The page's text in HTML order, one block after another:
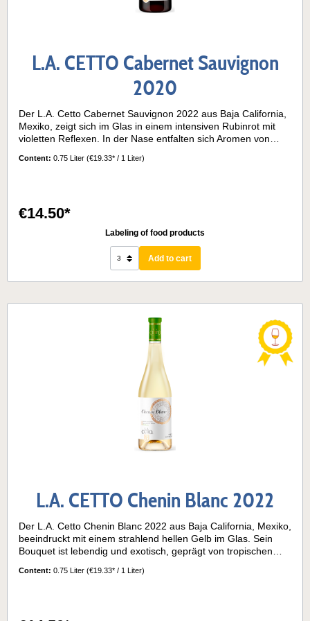
Weinliebhaber, die frische, aromatische und elegante
L.A. CETTO Cabernet Sauvignon
2020
Der L.A. Cetto Cabernet Sauvignon 2022 aus Baja California,
Mexiko, zeigt sich im Glas in einem intensiven Rubinrot mit
violetten Reflexen. In der Nase entfalten sich Aromen von
Himbeeren, begleitet von dezenten floralen Nuancen und
Balance aus Struktur und Geschmeidigkeit. Die reifen Tannine
Fülle, während die fruchtigen und würzigen Noten ein
vielschichtiges Geschmackserlebnis bieten. Ein Cabernet
Sauvignon, der sowohl zugänglich als auch komplex ist – ideal
California so besonders machtDie Weinberge liegen auf einer
sandigem Alluvialboden, die den Reben optimale
Bedingungen bieten: gleichmäßige Wasseraufnahme, gute
Nährstoffversorgung und feine Mineralität. Zusammen mit
dem sonnigen Klima und der sorgfältigen Pflege der Reben
entstehen ein Wein mit intensiven Fruchtaromen, feinen
Gewürznoten und einer eleganten Struktur – typisch für Baja
California. Passt zu diesen Gerichten und
GelegenheitenDieser Cabernet Sauvignon passt
hervorragend zu kräftigen Fleischgerichten wie Rind oder
Lamm, gegrilltem Gemüse, warmen Herbst-Eintöpfen oder
gereiftem Käse. Auch als Wein für gemütliche Abende, zu
Content: 0.75 Liter (€19.33* / 1 Liter)
€14.50*
Labeling of food products
Add to cart
L.A. CETTO Chenin Blanc 2022
Der L.A. Cetto Chenin Blanc 2022 aus Baja California, Mexiko,
beeindruckt mit einem strahlend hellen Gelb im Glas. Sein
Bouquet ist lebendig und exotisch, geprägt von tropischen
dem Wein einen subtilen, verführerischen Charakter verleiht.
Content: 0.75 Liter (€19.33* / 1 Liter)